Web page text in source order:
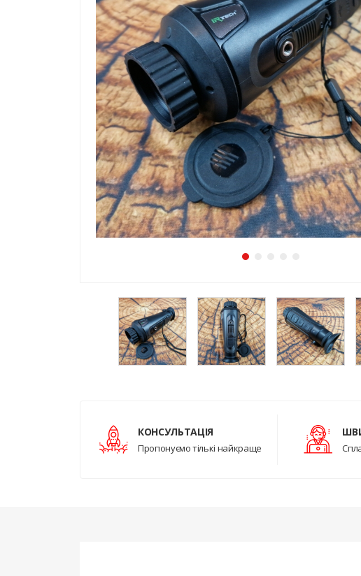
КОНСУЛЬТАЦІЯ
Пропонуємо тількі найкраще